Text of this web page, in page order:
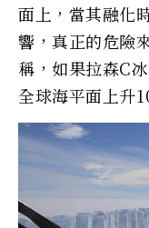
面上，當其融化
響，真正的危險
稱，如果拉森C
全球海平面上升